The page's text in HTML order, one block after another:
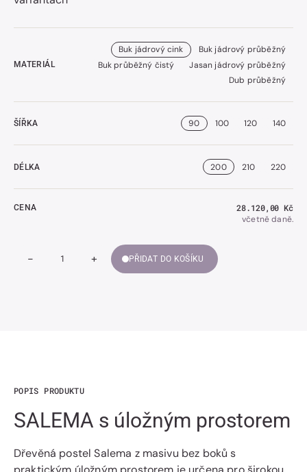
MATERIÁL
Buk jádrový cink
Buk jádrový průběžný
Buk průběžný čistý
Jasan jádrový průběžný
Dub průběžný
ŠÍŘKA 90 100 120 140
DÉLKA 200 210 220
CENA Běžná
cena
28.120,00 Kč
včetně daně.
Snížit
-
Zvýšit
množství
+ PŘIDAT DO KOŠÍKU
POPIS PRODUKTU
SALEMA s úložným prostorem
Dřevěná postel Salema z masivu bez boků s